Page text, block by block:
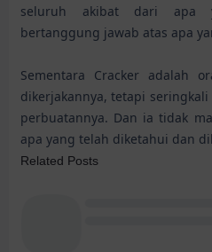
seluruh akibat dari apa
bertanggung jawab atas apa
Sementara Cracker adalah
dikerjakannya, tetapi
perbuatannya. Dan ia tidak
apa yang telah diketahui dan
Related Posts